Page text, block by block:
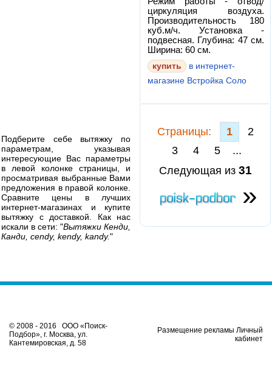
циркуляция воздуха.
Производительность 180
куб.м/ч. Установка -
подвесная. Глубина: 47 см.
Ширина: 60 см.
в интернет-
магазине Встройка Соло
Cтраницы: 1
2
3
4 5
...
Следующая из 31
»
Подберите себе вытяжку по
параметрам, указывая
интересующие Вас параметры
в левой колонке страницы, и
просматривая выбранные Вами
предложения в правой колонке.
Сравните цены в лучших
интернет-магазинах и купите
вытяжку с доставкой. Как нас
искали в сети: "Вытяжки Кенди,
Канди, cendy, kendy, kandy."
© 2008 - 2016 ООО «Поиск-
Подбор», г. Москва, ул.
Кантемировская, д. 58
Размещение рекламы Личный
кабинет